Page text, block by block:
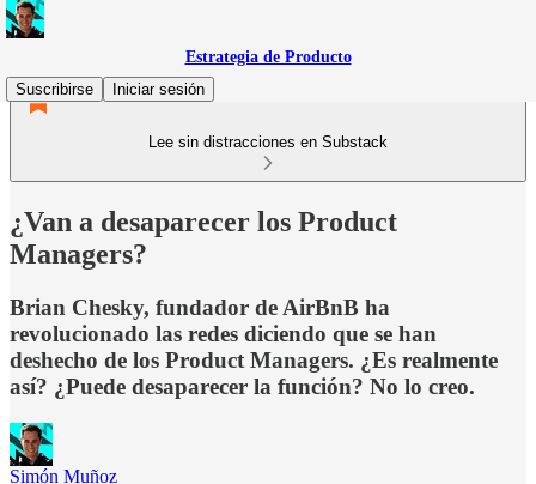
Estrategia de Producto
Suscribirse
Iniciar sesión
Lee sin distracciones en Substack
¿Van a desaparecer los Product
Managers?
Brian Chesky, fundador de AirBnB ha
revolucionado las redes diciendo que se han
deshecho de los Product Managers. ¿Es realmente
así? ¿Puede desaparecer la función? No lo creo.
Simón Muñoz